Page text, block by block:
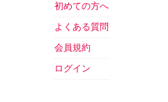
初めての方へ
よくある質問
会員規約
ログイン